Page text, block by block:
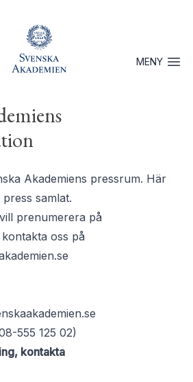
MENYÖppna
Akademiens pressrum. Här
samlat.
prenumerera på
oss på
555 125 02)
kontakta